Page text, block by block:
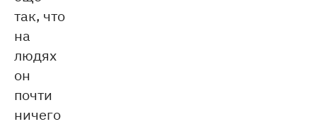
так, что
на
людях
он
почти
ничего